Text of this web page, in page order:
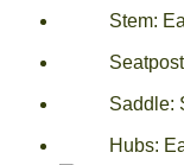
Stem:
Saddle:
Hubs: